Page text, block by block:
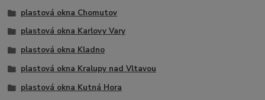
plastová okna Chomutov
plastová okna Karlovy Vary
plastová okna Kladno
plastová okna Kralupy nad Vltavou
plastová okna Kutná Hora